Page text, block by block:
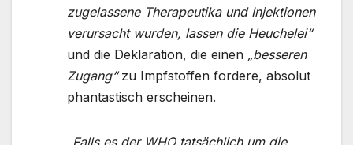
zugelassene Therapeutika und Injektionen
verursacht wurden, lassen die Heuchelei“
und die Deklaration, die einen „besseren
Zugang“zu Impfstoffen fordere, absolut
phantastisch erscheinen.